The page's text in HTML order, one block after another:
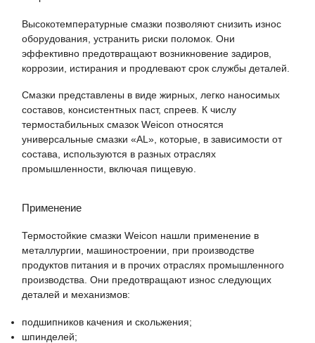
Высокотемпературные смазки позволяют снизить износ
оборудования, устранить риски поломок. Они
эффективно предотвращают возникновение задиров,
коррозии, истирания и продлевают срок службы деталей.
Смазки представлены в виде жирных, легко наносимых
составов, консистентных паст, спреев. К числу
термостабильных смазок Weicon относятся
универсальные смазки «AL», которые, в зависимости от
состава, используются в разных отраслях
промышленности, включая пищевую.
Применение
Термостойкие смазки Weicon нашли применение в
металлургии, машиностроении, при производстве
продуктов питания и в прочих отраслях промышленного
производства. Они предотвращают износ следующих
деталей и механизмов:
подшипников качения и скольжения;
шпинделей;